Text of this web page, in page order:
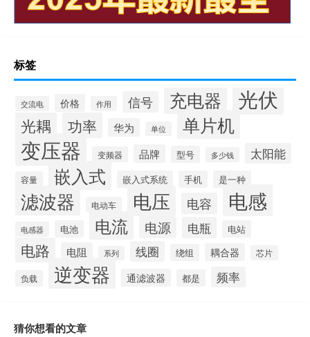
标签
交流电 价格 作用 信号 充电器 光伏
光耦 功率 华为 单位 单片机
变压器 变频器 品牌 型号 多少钱 太阳能
容量 嵌入式 嵌入式系统 手机 是一种
滤波器 电动车 电压 电容 电感
电感器 电池 电流 电源 电瓶 电站
电路 电阻 系列 线圈 绕组 耦合器 芯片
负载 逆变器 通滤波器 都是 频率
猜你想看的文章